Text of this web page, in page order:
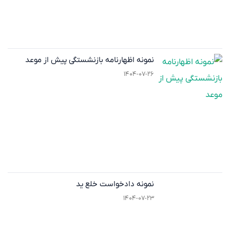
نمونه اظهارنامه بازنشستگی پیش از موعد
۱۴۰۴-۰۷-۲۶
نمونه دادخواست خلع ید
۱۴۰۴-۰۷-۲۳